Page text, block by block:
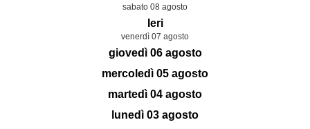
sabato 08 agosto
Ieri
venerdì 07 agosto
giovedì 06 agosto
mercoledì 05 agosto
martedì 04 agosto
lunedì 03 agosto